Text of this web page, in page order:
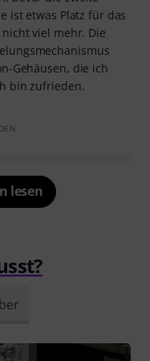
ist etwas Platz für das
viel mehr. Die
Gehäusen, die ich
bin zufrieden.
lesen